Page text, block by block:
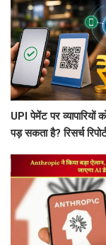
UPI पेमेंट पर व्यापारियों
पड़ सकता है? रिसर्च